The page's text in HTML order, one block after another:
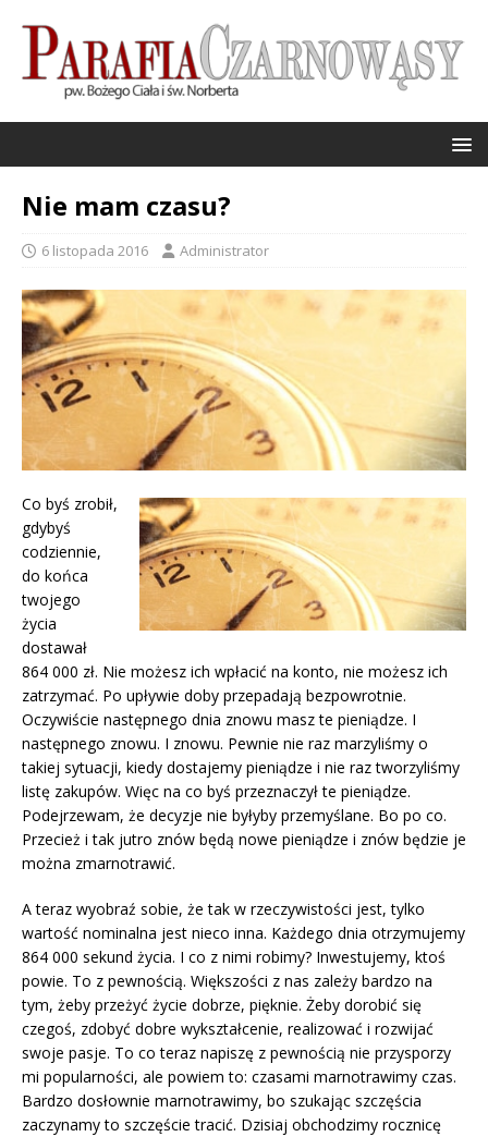
Nie mam czasu?
6 listopada 2016 Administrator
Co byś zrobił,
gdybyś
codziennie,
do końca
twojego
życia
dostawał
864 000 zł. Nie możesz ich wpłacić na konto, nie możesz ich
zatrzymać. Po upływie doby przepadają bezpowrotnie.
Oczywiście następnego dnia znowu masz te pieniądze. I
następnego znowu. I znowu. Pewnie nie raz marzyliśmy o
takiej sytuacji, kiedy dostajemy pieniądze i nie raz tworzyliśmy
listę zakupów. Więc na co byś przeznaczył te pieniądze.
Podejrzewam, że decyzje nie byłyby przemyślane. Bo po co.
Przecież i tak jutro znów będą nowe pieniądze i znów będzie je
można zmarnotrawić.
A teraz wyobraź sobie, że tak w rzeczywistości jest, tylko
wartość nominalna jest nieco inna. Każdego dnia otrzymujemy
864 000 sekund życia. I co z nimi robimy? Inwestujemy, ktoś
powie. To z pewnością. Większości z nas zależy bardzo na
tym, żeby przeżyć życie dobrze, pięknie. Żeby dorobić się
czegoś, zdobyć dobre wykształcenie, realizować i rozwijać
swoje pasje. To co teraz napiszę z pewnością nie przysporzy
mi popularności, ale powiem to: czasami marnotrawimy czas.
Bardzo dosłownie marnotrawimy, bo szukając szczęścia
zaczynamy to szczęście tracić. Dzisiaj obchodzimy rocznicę